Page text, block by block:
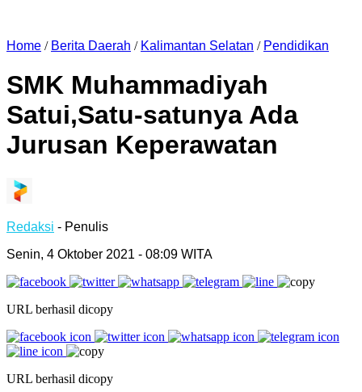
Home / Berita Daerah / Kalimantan Selatan / Pendidikan
SMK Muhammadiyah
Satui,Satu-satunya Ada
Jurusan Keperawatan
Redaksi - Penulis
Senin, 4 Oktober 2021 - 08:09 WITA
URL berhasil dicopy
URL berhasil dicopy